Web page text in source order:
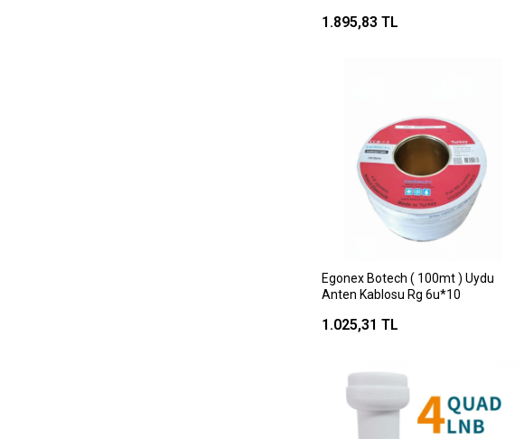
Port& 4pcs Ampul Kablolu &
1.895,83 TL
Egonex Botech ( 100mt ) Uydu
Anten Kablosu Rg 6u*10
1.025,31 TL